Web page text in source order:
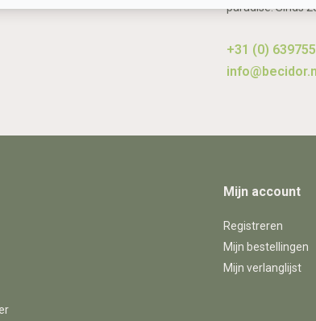
paradise. Sinds
+31 (0)
Mijn account
Registreren
Mijn bestellingen
Mijn verlanglijst